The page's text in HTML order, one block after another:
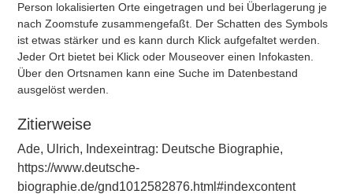
Person lokalisierten Orte eingetragen und bei Überlagerung je
nach Zoomstufe zusammengefaßt. Der Schatten des Symbols
ist etwas stärker und es kann durch Klick aufgefaltet werden.
Jeder Ort bietet bei Klick oder Mouseover einen Infokasten.
Über den Ortsnamen kann eine Suche im Datenbestand
ausgelöst werden.
Zitierweise
Ade, Ulrich, Indexeintrag: Deutsche Biographie,
https://www.deutsche-
biographie.de/gnd1012582876.html#indexcontent